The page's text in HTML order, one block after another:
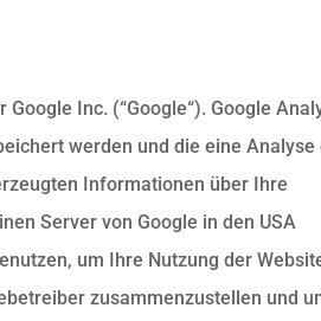
Inc. (“Google“). Google
werden und die eine Analyse
Informationen über Ihre
Server von Google in den USA
um Ihre Nutzung der
zusammenzustellen und